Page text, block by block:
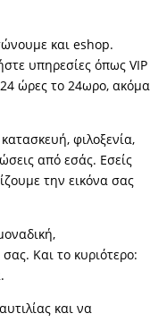
και eshop.
υπηρεσίες όπως VIP
ώρες το 24ωρο, ακόμα
φιλοξενία,
από εσάς. Εσείς
την εικόνα σας
Και το κυριότερο:
και να